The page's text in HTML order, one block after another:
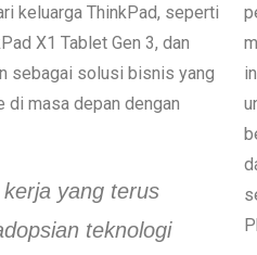
keluarga ThinkPad, seperti
X1 Tablet Gen 3, dan
sebagai solusi bisnis yang
di masa depan dengan
yang terus
teknologi